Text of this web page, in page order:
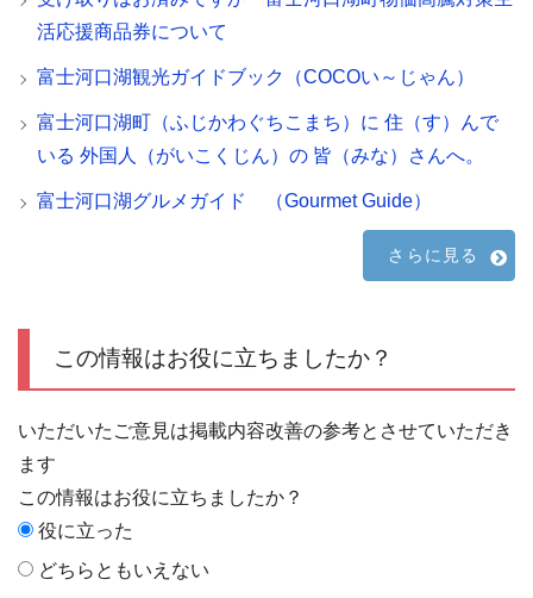
活応援商品券について
富士河口湖観光ガイドブック（COCOい～じゃん）
富士河口湖町（ふじかわぐちこまち）に 住（す）んで
いる 外国人（がいこくじん）の 皆（みな）さんへ。
富士河口湖グルメガイド （Gourmet Guide）
さらに見る
この情報はお役に立ちましたか？
いただいたご意見は掲載内容改善の参考とさせていただき
ます
この情報はお役に立ちましたか？
役に立った
どちらともいえない